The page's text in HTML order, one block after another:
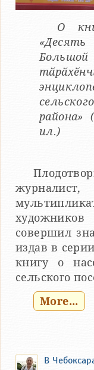
О
района»
ил.)
совершил
издав в
книгу о
сельского
More...
В